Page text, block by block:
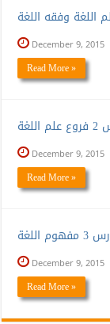
December 9, 2015
Read More »
December 9, 2015
Read More »
اللغة
December 9, 2015
Read More »